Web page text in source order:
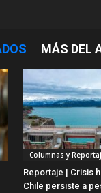
MÁS DEL
Columnas y
Reportaje | Crisis
Chile persiste a